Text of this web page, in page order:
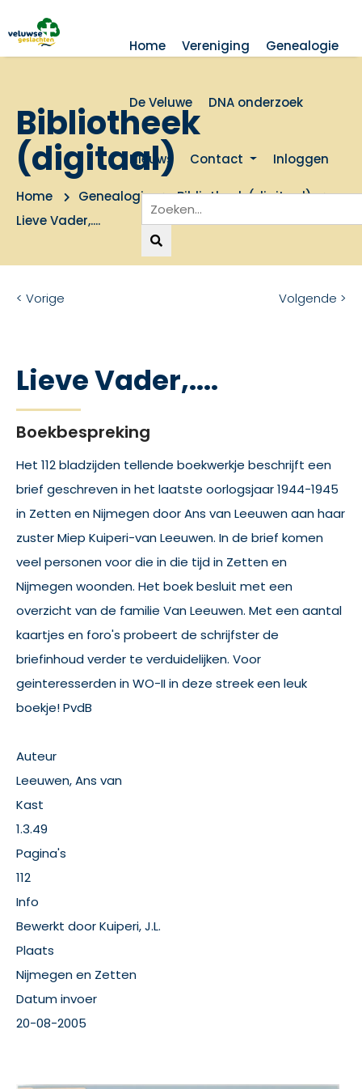
Home Vereniging Genealogie
De Veluwe DNA onderzoek
Nieuws Contact Inloggen
Bibliotheek
(digitaal)
Home Genealogie
Bibliotheek (digitaal)
Lieve Vader,....
< Vorige Volgende >
Lieve Vader,....
Boekbespreking
Het 112 bladzijden tellende boekwerkje beschrijft een
brief geschreven in het laatste oorlogsjaar 1944-1945
in Zetten en Nijmegen door Ans van Leeuwen aan haar
zuster Miep Kuiperi-van Leeuwen. In de brief komen
veel personen voor die in die tijd in Zetten en
Nijmegen woonden. Het boek besluit met een
overzicht van de familie Van Leeuwen. Met een aantal
kaartjes en foro's probeert de schrijfster de
briefinhoud verder te verduidelijken. Voor
geinteresserden in WO-II in deze streek een leuk
boekje! PvdB
Auteur
Leeuwen, Ans van
Kast
1.3.49
Pagina's
112
Info
Bewerkt door Kuiperi, J.L.
Plaats
Nijmegen en Zetten
Datum invoer
20-08-2005